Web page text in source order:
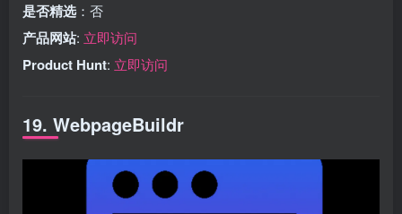
是否精选 ：否
产品网站: 立即访问
Product Hunt: 立即访问
19. WebpageBuildr